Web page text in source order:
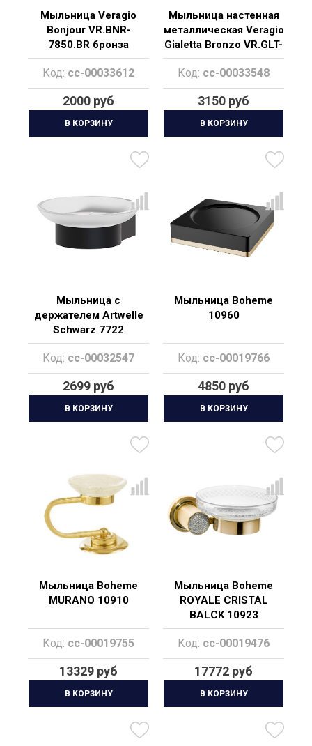
Мыльница Veragio
Bonjour VR.BNR-
7850.BR бронза
Код: cc-00033612
2000 руб
В КОРЗИНУ
Мыльница настенная
металлическая Veragio
Gialetta Bronzo VR.GLT-
6451.BR
Код: cc-00033548
3150 руб
В КОРЗИНУ
Мыльница с
держателем Artwelle
Schwarz 7722
Код: cc-00032547
2699 руб
В КОРЗИНУ
Мыльница Boheme
10960
Код: cc-00019766
4850 руб
В КОРЗИНУ
Мыльница Boheme
MURANO 10910
Код: cc-00019755
13329 руб
В КОРЗИНУ
Мыльница Boheme
ROYALE CRISTAL
BALCK 10923
Код: cc-00019476
17772 руб
В КОРЗИНУ